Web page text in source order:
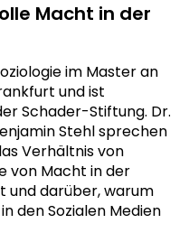
Macht in der
im Master an
und ist
Schader-Stiftung. Dr.
Stehl sprechen
Verhältnis von
von Macht in der
und darüber, warum
den Sozialen Medien